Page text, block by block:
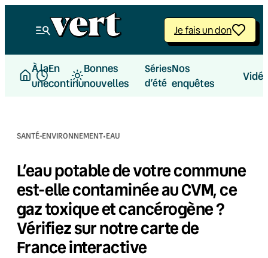
Je fais un don
À la
une
En
continu
Bonnes
nouvelles
Séries
d’été
Nos
enquêtes
SANTÉ-ENVIRONNEMENT·EAU
L’eau potable de votre commune
est-elle contaminée au CVM, ce
gaz toxique et cancérogène ?
Vérifiez sur notre carte de
France interactive